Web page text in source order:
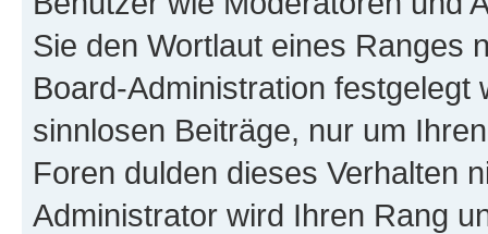
Sie den Wortlaut eines Ranges
Board-Administration
sinnlosen Beiträge, nur um
Foren dulden dieses Verhalten
Administrator wird Ihren Rang